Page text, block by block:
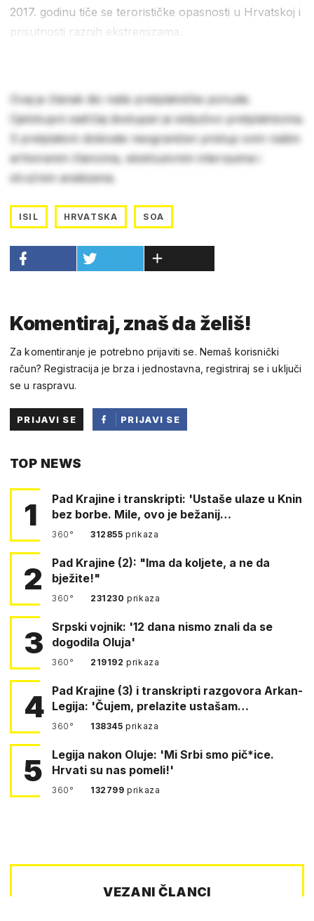
2017. godinu tiče se terorističke opasnosti u Hrvatskoj i
prisutnosti raznih ekstremizama.
Ovaj je članak dio naše pretplatničke ponude.
Cjelokupni sadržaj dostupan je isključivo pretplatnicima.
S pretplatom dobivate neograničen pristup svim našim
arhiviranim člancima, ekskluzivnim intervjuima i
stručnim analizama.
ISIL HRVATSKA SOA
Komentiraj, znaš da želiš!
Za komentiranje je potrebno prijaviti se. Nemaš korisnički
račun? Registracija je brza i jednostavna, registriraj se i uključi
se u raspravu.
PRIJAVI SE
PRIJAVI SE
TOP NEWS
1
Pad Krajine i transkripti: 'Ustaše ulaze u Knin
bez borbe. Mile, ovo je bežanij…
360° 312855prikaza
2
Pad Krajine (2): "Ima da koljete, a ne da
bježite!"
360° 231230prikaza
3
Srpski vojnik: '12 dana nismo znali da se
dogodila Oluja'
360° 219192prikaza
4 Pad Krajine (3) i transkripti razgovora Arkan-
Legija: 'Čujem, prelazite ustašam…
360° 138345prikaza
5
Legija nakon Oluje: 'Mi Srbi smo pič*ice.
Hrvati su nas pomeli!'
360° 132799prikaza
VEZANI ČLANCI